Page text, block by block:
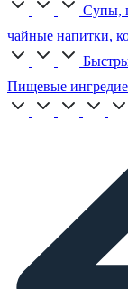
Супы,
чайные напитки,
Пищевые